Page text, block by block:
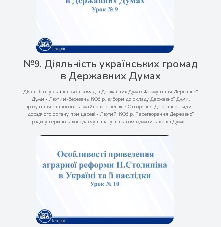
№9. Діяльність українських громад
в Державних Думах
Діяльність українських громад в Державних Думах Формування Державної
Думи • Лютий-березень 1906 р. вибори до складу Державної Думи,
врахування станового та майнового цензів • Створення Державної ради -
дорадчого органу при цареві • Лютий 1906 р. Перетворення Державної
ради у верхню законодавчу палату з правом відміни законів Думи ...